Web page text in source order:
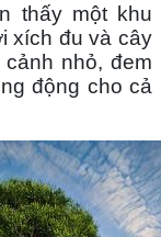
thấy một khu
xích đu và cây
nhỏ, đem
động cho cả